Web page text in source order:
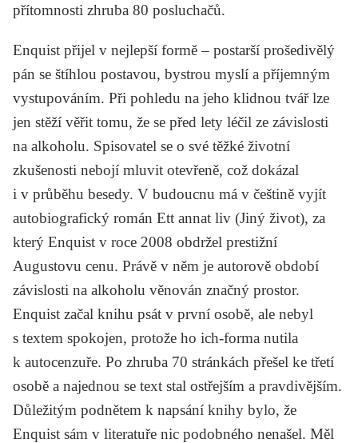
přítomnosti zhruba 80 posluchačů.
Enquist přijel v nejlepší formě – postarší prošedivělý
pán se štíhlou postavou, bystrou myslí a příjemným
vystupováním. Při pohledu na jeho klidnou tvář lze
jen stěží věřit tomu, že se před lety léčil ze závislosti
na alkoholu. Spisovatel se o své těžké životní
zkušenosti nebojí mluvit otevřeně, což dokázal
i v průběhu besedy. V budoucnu má v češtině vyjít
autobiografický román Ett annat liv (Jiný život), za
který Enquist v roce 2008 obdržel prestižní
Augustovu cenu. Právě v něm je autorově období
závislosti na alkoholu věnován značný prostor.
Enquist začal knihu psát v první osobě, ale nebyl
s textem spokojen, protože ho ich-forma nutila
k autocenzuře. Po zhruba 70 stránkách přešel ke třetí
osobě a najednou se text stal ostřejším a pravdivějším.
Důležitým podnětem k napsání knihy bylo, že
Enquist sám v literatuře nic podobného nenašel. Měl